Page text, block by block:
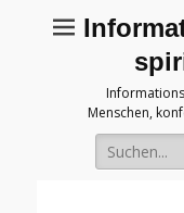
Menschen,
Suche
für: